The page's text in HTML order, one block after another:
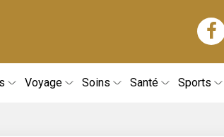
Voyage Soins Santé Sports